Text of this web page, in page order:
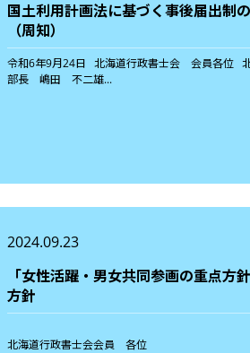
国土利用計画法に基づく事後届出制
（周知）
令和6年9月24日 北海道行政書士会 会員各位
部長 嶋田 不二雄...
2024.09.23
「女性活躍・男女共同参画の重点方
方針
令和6年9
北海道行政書士会会